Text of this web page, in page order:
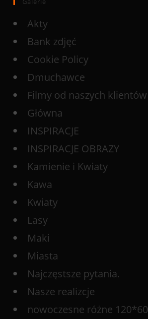
Akty
Bank zdjęć
Cookie Policy
Dmuchawce
Filmy od naszych klientów
Główna
INSPIRACJE
INSPIRACJE OBRAZY
Kamienie i Kwiaty
Kawa
Kwiaty
Lasy
Maki
Miasta
Najczęstsze pytania.
Nasze realizcje
nowoczesne różne 120*60